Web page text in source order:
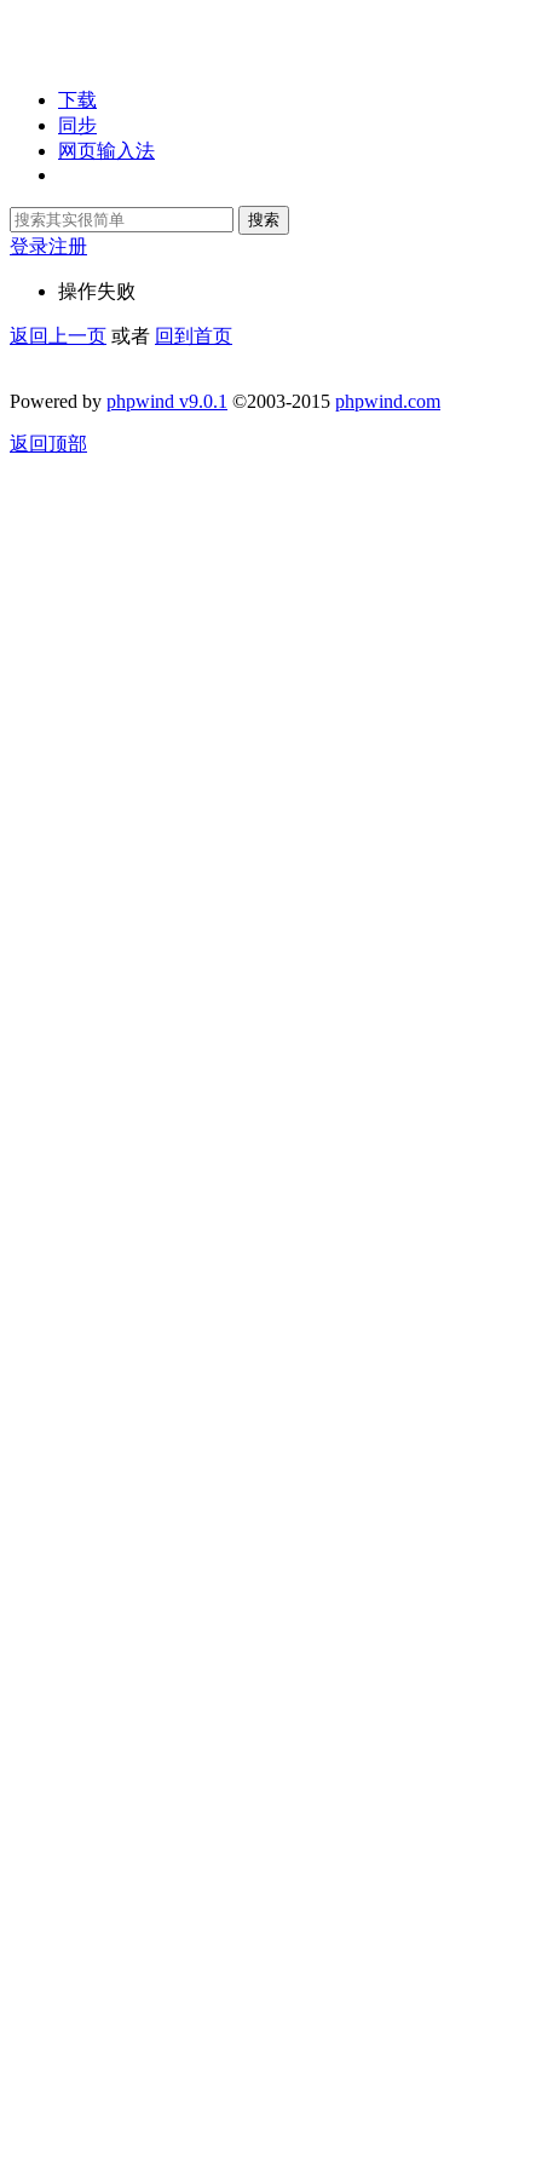
下载
同步
网页输入法
搜索
登录注册
操作失败
返回上一页 或者 回到首页
Powered by phpwind v9.0.1 ©2003-2015 phpwind.com
返回顶部